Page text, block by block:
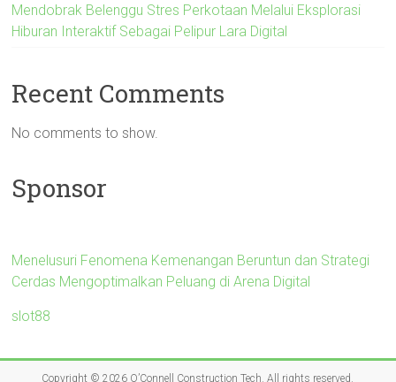
Mendobrak Belenggu Stres Perkotaan Melalui Eksplorasi
Hiburan Interaktif Sebagai Pelipur Lara Digital
Recent Comments
No comments to show.
Sponsor
Menelusuri Fenomena Kemenangan Beruntun dan Strategi
Cerdas Mengoptimalkan Peluang di Arena Digital
slot88
Copyright © 2026 O’Connell Construction Tech . All rights reserved.